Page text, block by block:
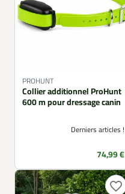
PROHUNT
Collier additionnel ProHunt
600 m pour dressage canin
Derniers articles !
Prix
74,99 €
favorite_border